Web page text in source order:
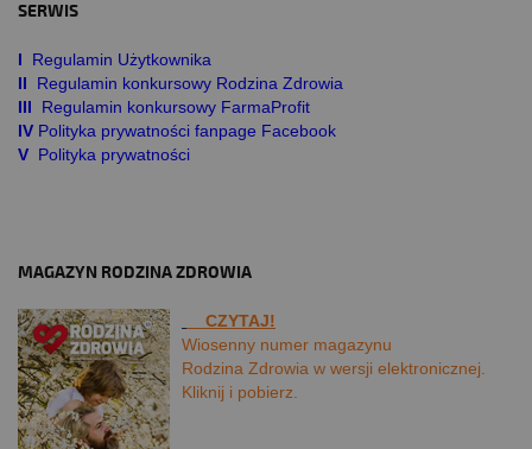
SERWIS
I Regulamin Użytkownika
II
Regulamin konkursowy Rodzina Zdrowia
III
Regulamin konkursowy FarmaProfit
IV Polityka prywatności fanpage Facebook
V Polityka prywatności
MAGAZYN RODZINA ZDROWIA
CZYTAJ!
Wiosenny numer magazynu
Rodzina Zdrowia w wersji elektronicznej.
Kliknij i pobierz.